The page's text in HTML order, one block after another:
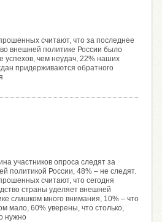
считают, что за последнее
внешней политике России было
успехов, чем неудач, 22% наших
придерживаются обратного
участников опроса следят за
политикой России, 48% – не следят.
считают, что сегодня
страны уделяет внешней
слишком много внимания, 10% – что
мало, 60% уверены, что столько,
нужно